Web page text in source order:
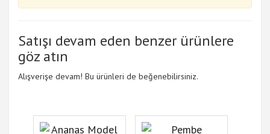
Satışı devam eden benzer ürünlere
göz atın
Alışverişe devam! Bu ürünleri de beğenebilirsiniz.